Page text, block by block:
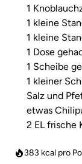
1
1 kleine
1 kleine
1 Dose
1 Scheibe
1 kleiner
Salz und
etwas
2 EL frische
383 kcal pro